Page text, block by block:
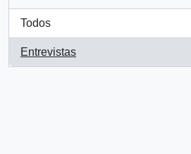
Todos
Entrevistas
, 1 resultados